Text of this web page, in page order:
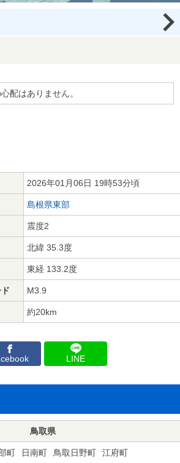
配はありません。
2026年01月06日 19時53分頃
島根県東部
震度2
北緯 35.3度
東経 133.2度
M3.9
約20km
LINE
鳥取県
町 日南町 鳥取日野町 江府町